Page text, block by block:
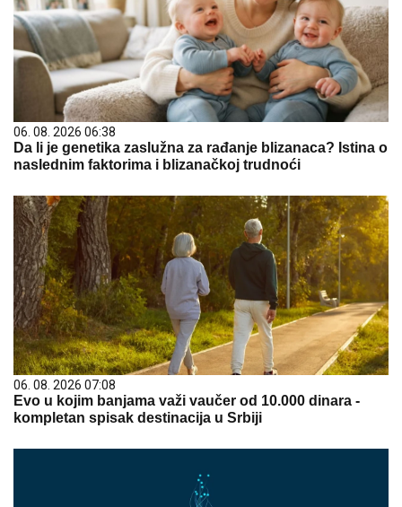
06. 08. 2026 06:38
Da li je genetika zaslužna za rađanje blizanaca? Istina o
naslednim faktorima i blizanačkoj trudnoći
06. 08. 2026 07:08
Evo u kojim banjama važi vaučer od 10.000 dinara -
kompletan spisak destinacija u Srbiji